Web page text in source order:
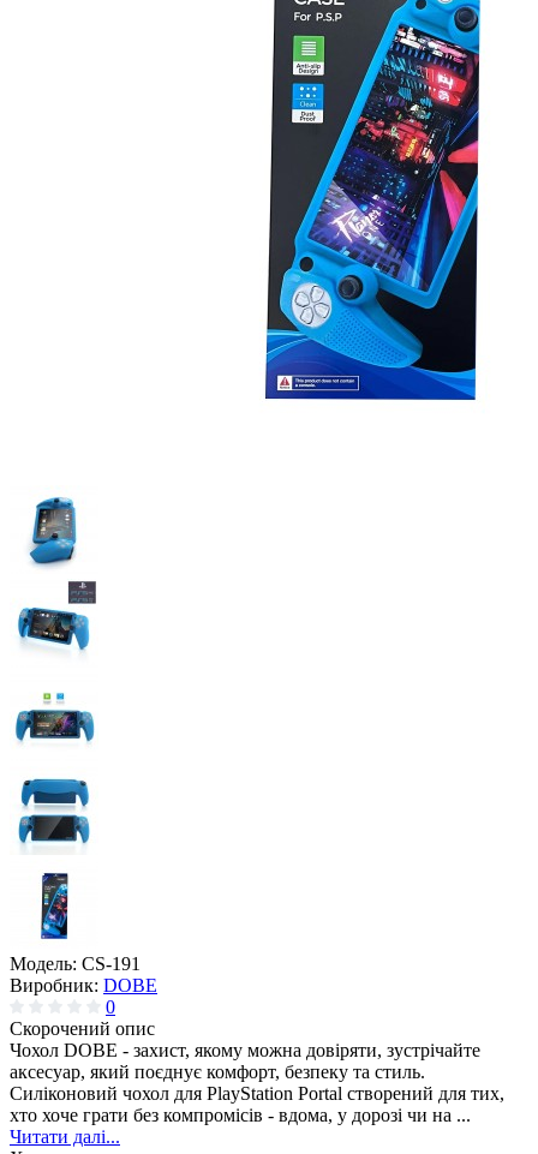
Модель: CS-191
Виробник: DOBE
0
Скорочений опис
Чохол DOBE - захист, якому можна довіряти, зустрічайте
аксесуар, який поєднує комфорт, безпеку та стиль.
Силіконовий чохол для PlayStation Portal створений для тих,
хто хоче грати без компромісів - вдома, у дорозі чи на ...
Читати далі...